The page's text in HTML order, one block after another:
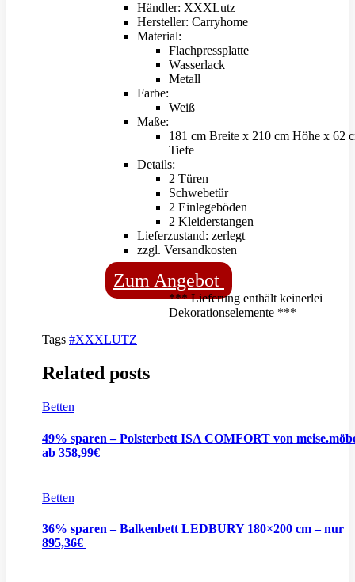
Händler: XXXLutz
Hersteller: Carryhome
Material:
Flachpressplatte
Wasserlack
Metall
Farbe:
Weiß
Maße:
181 cm Breite x 210 cm Höhe x 62
Tiefe
Details:
2 Türen
Schwebetür
2 Einlegeböden
2 Kleiderstangen
Lieferzustand: zerlegt
zzgl. Versandkosten
Zum Angebot
*** Lieferung enthält keinerlei
Dekorationselemente ***
Tags #XXXLUTZ
Related posts
Betten
49% sparen – Polsterbett ISA COMFORT von
ab 358,99€
Betten
36% sparen – Balkenbett LEDBURY 180×200 cm – nur
895,36€